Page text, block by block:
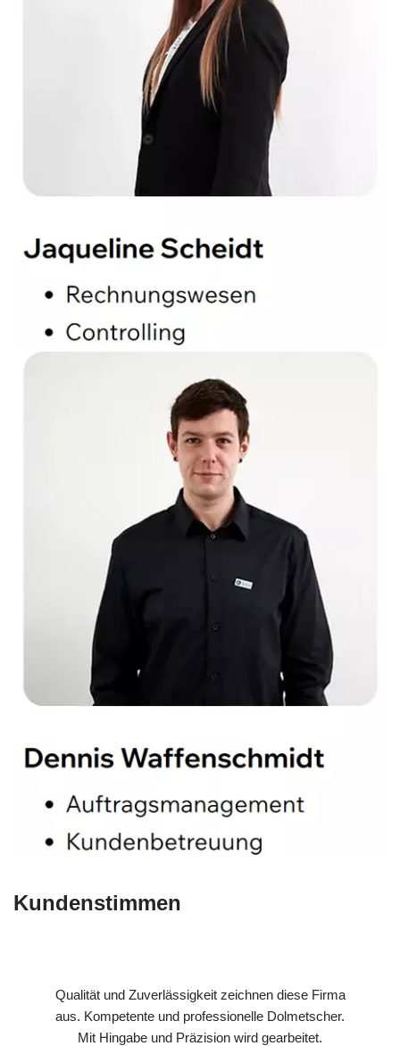
Kundenstimmen
Qualität und Zuverlässigkeit zeichnen diese Firma
aus. Kompetente und professionelle Dolmetscher.
Mit Hingabe und Präzision wird gearbeitet.